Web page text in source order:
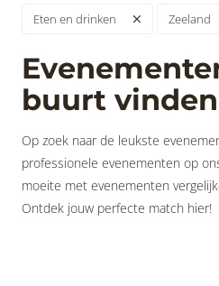
Eten en drinken Zeeland
buurt vinden
Op zoek naar de leukste
professionele evenementen op
moeite met evenementen
Ontdek jouw perfecte match hier!